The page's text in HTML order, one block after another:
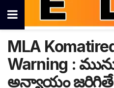
MLA
Warning :
అన్యాయం జ‌రిగితే